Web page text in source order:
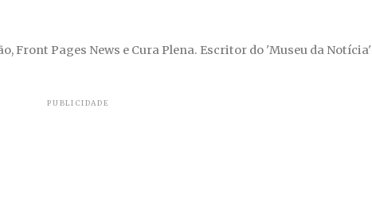
Front Pages News e Cura Plena. Escritor do 'Museu da Notícia'
PUBLICIDADE